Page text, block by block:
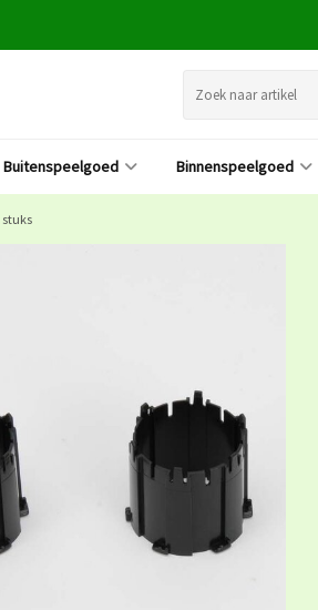
Buitenspeelgoed Binnenspeelgoed
stuks